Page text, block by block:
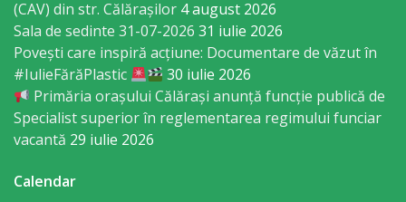
Consiliul
local
Secretarul
Consiliului
Consilieri
(CAV) din str. Călărașilor 4 august 2026
Sala de sedinte 31-07-2026 31 iulie 2026
Povești care inspiră acțiune: Documentare de văzut în
#IulieFărăPlastic
30 iulie 2026
Primăria orașului Călărași anunță funcție publică de
Specialist superior în reglementarea regimului funciar
vacantă 29 iulie 2026
Calendar